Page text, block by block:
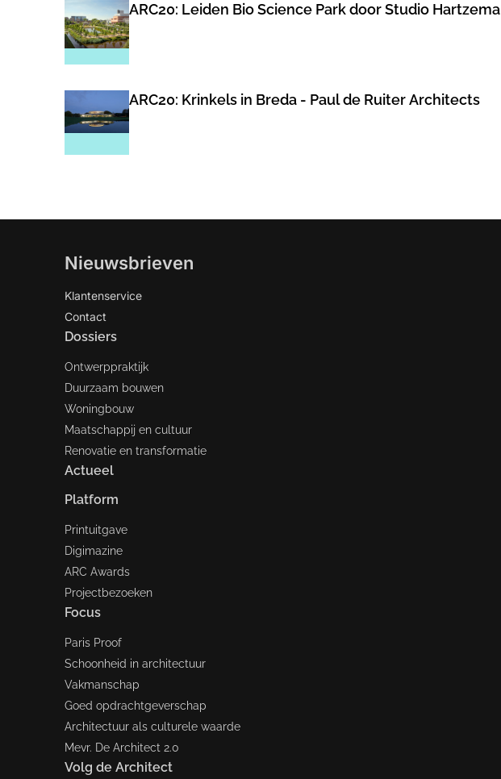
ARC20: Leiden Bio Science Park door Studio Hartzema
ARC20: Krinkels in Breda - Paul de Ruiter Architects
Nieuwsbrieven
Klantenservice
Contact
Dossiers
Ontwerppraktijk
Duurzaam bouwen
Woningbouw
Maatschappij en cultuur
Renovatie en transformatie
Actueel
Platform
Printuitgave
Digimazine
ARC Awards
Projectbezoeken
Focus
Paris Proof
Schoonheid in architectuur
Vakmanschap
Goed opdrachtgeverschap
Architectuur als culturele waarde
Mevr. De Architect 2.0
Volg de Architect